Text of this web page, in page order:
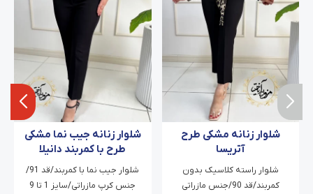
شلوار زنانه مشکی طرح
آتریسا
شلوار راسته کلاسیک بدون
کمربند/قد 90/جنس مازراتی
شلوار زنانه جیب نما مشکی
طرح با کمربند دانیلا
شلوار جیب نما با کمربند/قد 91/
جنس کرپ مازراتی/سایز 1 تا 9